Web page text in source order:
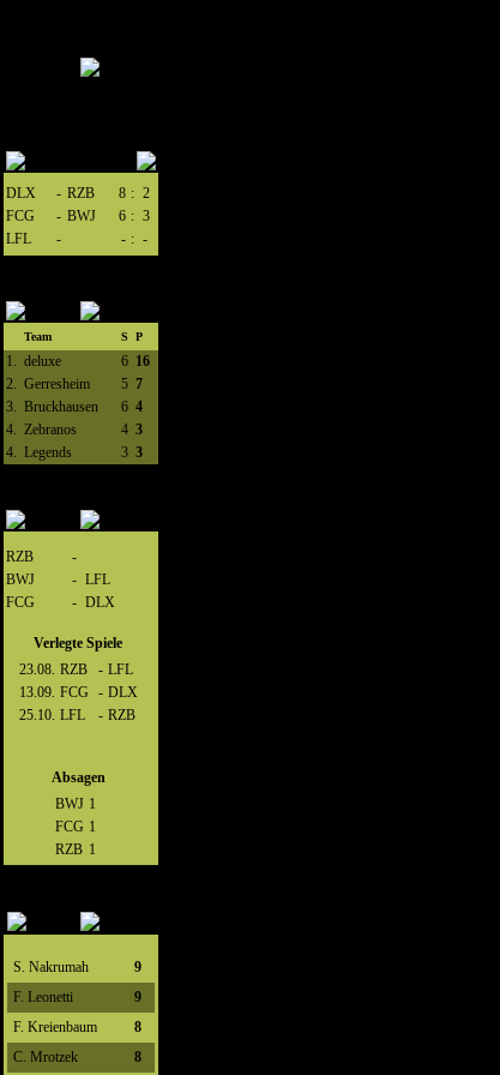
DLX - RZB 8 : 2
FCG
- BWJ 6 : 3
LFL
- - : -
Team S P
1. deluxe 6 16
2. Gerresheim 5 7
3. Bruckhausen 6 4
4. Zebranos 4 3
4. Legends 3 3
RZB
-
BWJ
- LFL
FCG
- DLX
Verlegte Spiele
23.08. RZB - LFL
13.09. FCG - DLX
25.10. LFL - RZB
Absagen
BWJ 1
FCG 1
RZB 1
S. Nakrumah
9
F. Leonetti
9
F. Kreienbaum
8
C. Mrotzek
8